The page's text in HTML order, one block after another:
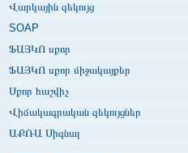
Վարկային զեկույց
SOAP
ՖԱՅԿՈ սքոր
ՖԱՅԿՈ սքոր միջակայքեր
Սքոր հաշվիչ
Վիճակագրական զեկույցներ
ԱՔՌԱ Սիգնալ